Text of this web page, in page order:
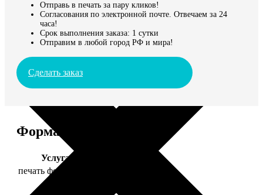
Отправь в печать за пару кликов!
Согласования по электронной почте. Отвечаем за 24
часа!
Срок выполнения заказа: 1 сутки
Отправим в любой город РФ и мира!
Сделать заказ
Форматы и цены
Услуга
печать фото 30х40